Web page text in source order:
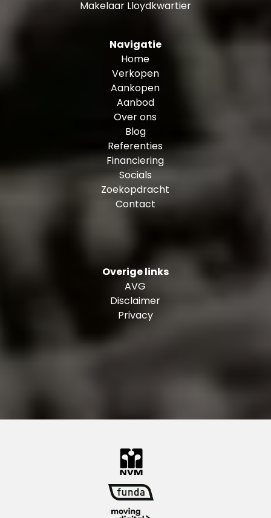
Makelaar Lloydkwartier
Navigatie
Home
Verkopen
Aankopen
Aanbod
Over ons
Blog
Referenties
Financiering
Socials
Zoekopdracht
Contact
Overige links
AVG
Disclaimer
Privacy